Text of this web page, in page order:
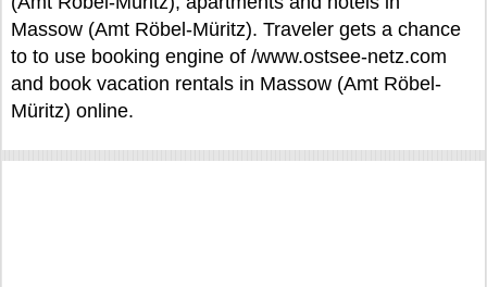
Massow (Amt Röbel-Müritz). Traveler gets a chance
to to use booking engine of /www.ostsee-netz.com
and book vacation rentals in Massow (Amt Röbel-
Müritz) online.